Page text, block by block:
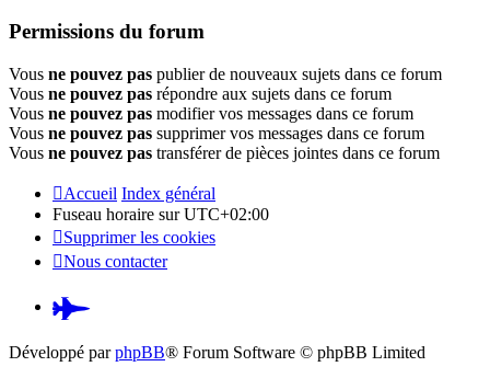
Permissions du forum
Vous ne pouvez pas publier de nouveaux sujets dans ce forum
Vous ne pouvez pas répondre aux sujets dans ce forum
Vous ne pouvez pas modifier vos messages dans ce forum
Vous ne pouvez pas supprimer vos messages dans ce forum
Vous ne pouvez pas transférer de pièces jointes dans ce forum
Accueil Index général
Fuseau horaire surUTC+02:00
Supprimer les cookies
Nous contacter
Pardus.at
(S’ouvre
Développé parphpBB® Forum Software © phpBB Limited